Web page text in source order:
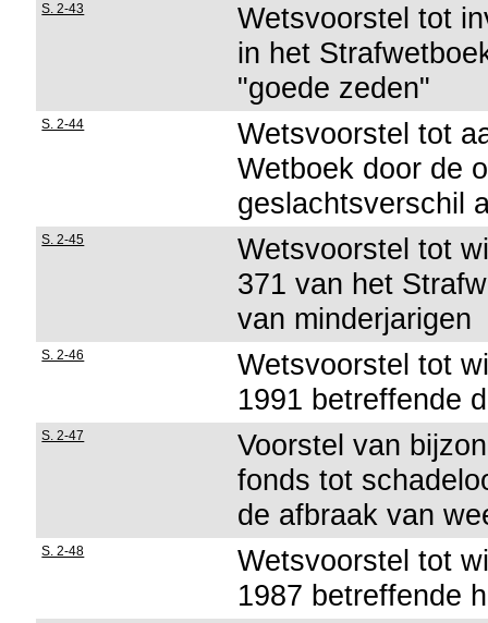
S. 2-43
Wetsvoorstel tot
in het
"goede zeden"
S. 2-44
Wetsvoorstel tot
Wetboek door de
geslachtsverschil
S. 2-45
Wetsvoorstel tot
371 van het
van minderjarigen
S. 2-46
Wetsvoorstel tot
1991 betreffende
S. 2-47
Voorstel van
fonds tot
de afbraak van
S. 2-48
Wetsvoorstel tot
1987 betreffende